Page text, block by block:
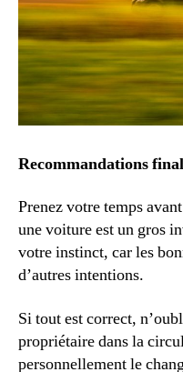
Recommandations
Prenez votre temps
une voiture est un gros
votre instinct, car les
d’autres intentions.
Si tout est correct,
propriétaire dans la
personnellement le